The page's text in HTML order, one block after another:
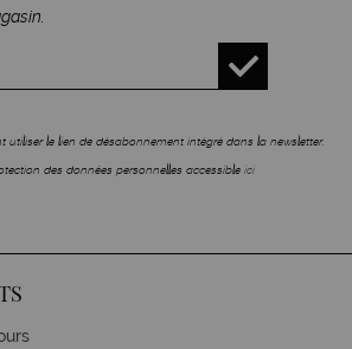
le lien de désabonnement intégré dans la newsletter.
des données personnelles accessibleici